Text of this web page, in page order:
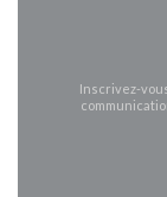
Inscrivez-